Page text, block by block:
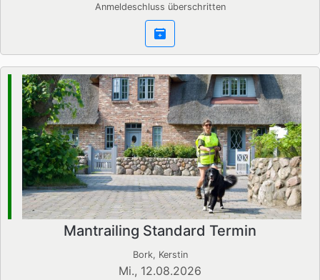
Anmeldeschluss überschritten
Mantrailing Standard Termin
Bork, Kerstin
Mi., 12.08.2026